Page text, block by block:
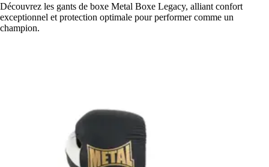
Découvrez les gants de boxe Metal Boxe Legacy, alliant confort
exceptionnel et protection optimale pour performer comme un
champion.